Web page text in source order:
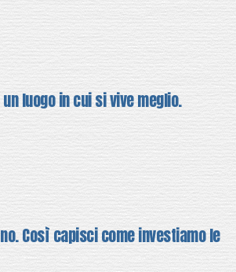
luogo in cui si vive meglio.
Così capisci come investiamo le